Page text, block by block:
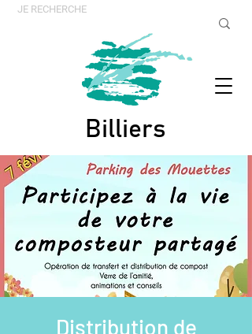
Billiers
Distribution de